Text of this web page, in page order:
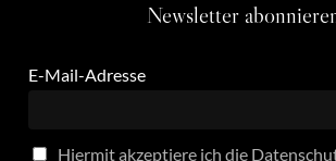
Newsletter
E-Mail-Adresse
Hiermit akzeptiere ich die